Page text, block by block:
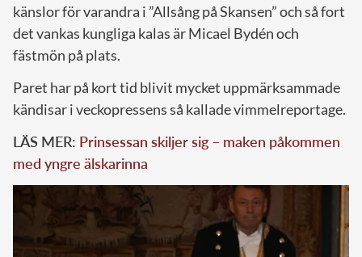
känslor för varandra i ”Allsång på Skansen” och så fort
det vankas kungliga kalas är Micael Bydén och
fästmön på plats.
Paret har på kort tid blivit mycket uppmärksammade
kändisar i veckopressens så kallade vimmelreportage.
LÄS MER: Prinsessan skiljer sig – maken påkommen
med yngre älskarinna